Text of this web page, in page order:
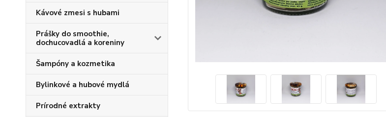
Kávové zmesi s hubami
Prášky do smoothie,
dochucovadlá a koreniny
Šampóny a kozmetika
Bylinkové a hubové mydlá
Prírodné extrakty